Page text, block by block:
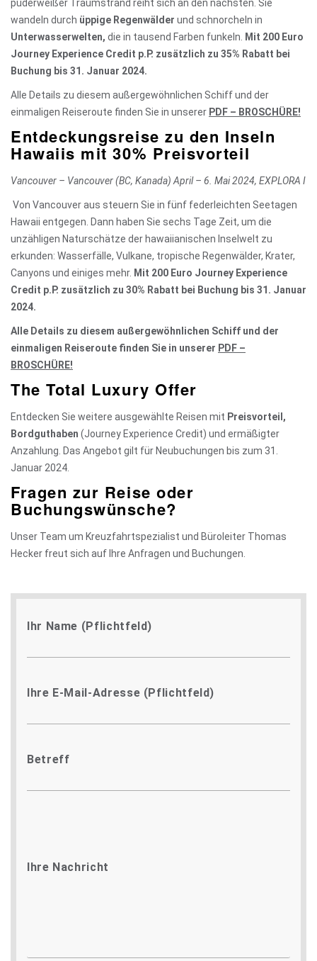
puderweißer Traumstrand reiht sich an den nächsten. Sie
wandeln durch üppige Regenwälder und schnorcheln in
Unterwasserwelten, die in tausend Farben funkeln.
Mit 200 Euro
Journey Experience Credit p.P. zusätzlich zu 35% Rabatt bei
Buchung bis 31. Januar 2024.
Alle Details zu diesem außergewöhnlichen Schiff und der
einmaligen Reiseroute finden Sie in unserer PDF – BROSCHÜRE!
Entdeckungsreise zu den Inseln
Hawaiis mit 30% Preisvorteil
Vancouver – Vancouver (BC, Kanada) April – 6. Mai 2024, EXPLORA I
Von Vancouver aus steuern Sie in fünf federleichten Seetagen
Hawaii entgegen. Dann haben Sie sechs Tage Zeit, um die
unzähligen Naturschätze der hawaiianischen Inselwelt zu
erkunden: Wasserfälle, Vulkane, tropische Regenwälder, Krater,
Canyons und einiges mehr. Mit 200 Euro Journey Experience
Credit p.P. zusätzlich zu 30% Rabatt bei Buchung bis 31. Januar
2024.
Alle Details zu diesem außergewöhnlichen Schiff und der
einmaligen Reiseroute finden Sie in unserer PDF –
BROSCHÜRE!
The Total Luxury Offer
Entdecken Sie weitere ausgewählte Reisen mit Preisvorteil,
Bordguthaben (Journey Experience Credit) und ermäßigter
Anzahlung. Das Angebot gilt für Neubuchungen bis zum 31.
Januar 2024.
Fragen zur Reise oder
Buchungswünsche?
Unser Team um Kreuzfahrtspezialist und Büroleiter Thomas
Hecker freut sich auf Ihre Anfragen und Buchungen.
Ihr Name (Pflichtfeld)
Ihre E-Mail-Adresse (Pflichtfeld)
Betreff
Ihre Nachricht